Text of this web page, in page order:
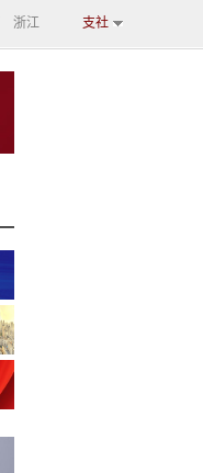
浙江 支社